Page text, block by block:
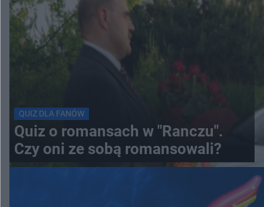
QUIZ DLA FANÓW
Quiz o romansach w "Ranczu".
Czy oni ze sobą romansowali?